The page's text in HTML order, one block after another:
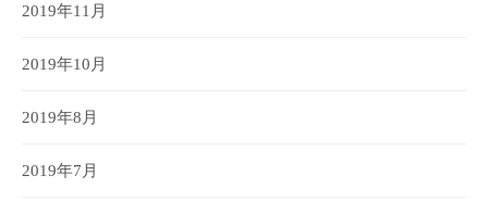
2019年11月
2019年10月
2019年8月
2019年7月